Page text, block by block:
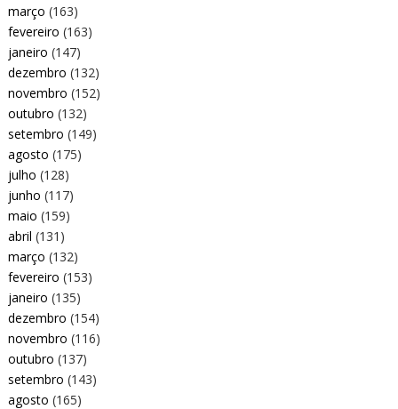
março (163)
fevereiro (163)
janeiro (147)
dezembro (132)
novembro (152)
outubro (132)
setembro (149)
agosto (175)
julho (128)
junho (117)
maio (159)
abril (131)
março (132)
fevereiro (153)
janeiro (135)
dezembro (154)
novembro (116)
outubro (137)
setembro (143)
agosto (165)